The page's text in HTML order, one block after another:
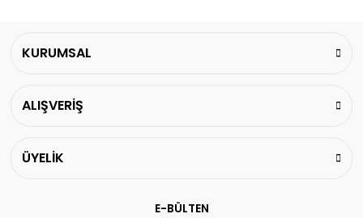
KURUMSAL
ALIŞVERİŞ
ÜYELİK
E-BÜLTEN